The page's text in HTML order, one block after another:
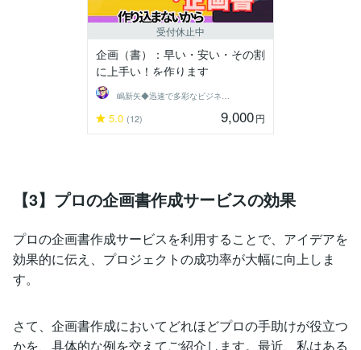
受付休止中
企画（書）：早い・安い・その割
に上手い！を作ります
5.0 (12) 9,000円
【3】プロの企画書作成サービスの効果
プロの企画書作成サービスを利用することで、アイデアを
効果的に伝え、プロジェクトの成功率が大幅に向上しま
す。
さて、企画書作成においてどれほどプロの手助けが役立つ
かを、具体的な例を交えてご紹介します。最近、私はある